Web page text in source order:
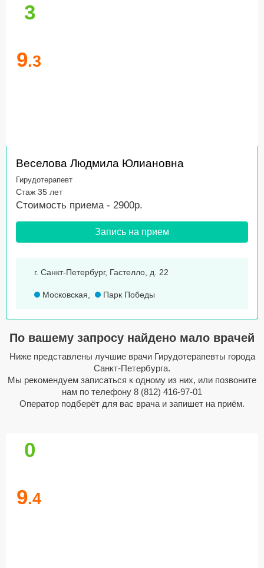
3
9.3
Веселова Людмила Юлиановна
Гирудотерапевт
Стаж 35 лет
Стоимость приема - 2900р.
Запись на прием
г. Санкт-Петербург, Гастелло, д. 22
Московская, Парк Победы
По вашему запросу найдено мало врачей
Ниже представлены лучшие врачи Гирудотерапевты города
Санкт-Петербурга.
Мы рекомендуем записаться к одному из них, или позвоните
нам по телефону 8 (812) 416-97-01
Оператор подберёт для вас врача и запишет на приём.
0
9.4